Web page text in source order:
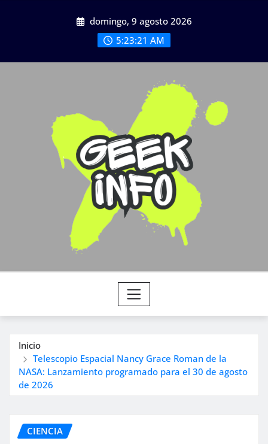
domingo, 9 agosto 2026
5:23:23 AM
Inicio
Telescopio Espacial Nancy Grace Roman de la
NASA: Lanzamiento programado para el 30 de agosto
de 2026
CIENCIA